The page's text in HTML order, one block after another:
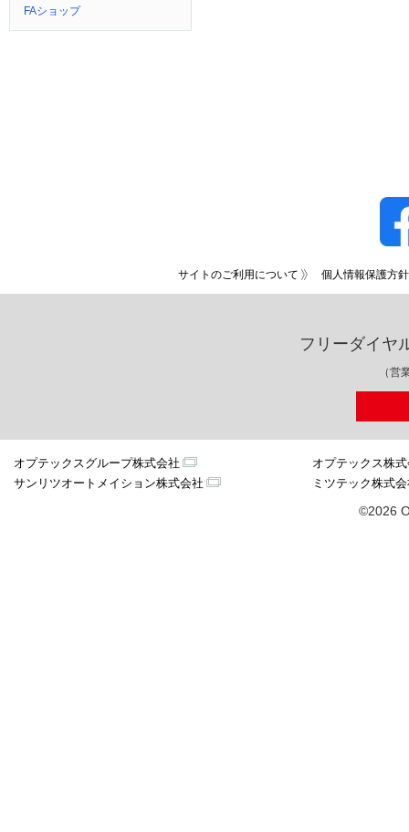
FAショップ
サイトのご利用について 個人情報保護方針
フリーダイヤ
（営
オプテックスグループ株式会社
オプテックス株
サンリツオートメイション株式会社
ミツテック株式
©2026